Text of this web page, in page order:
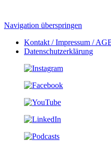
Navigation überspringen
Kontakt / Impressum /
Datenschutzerklärung